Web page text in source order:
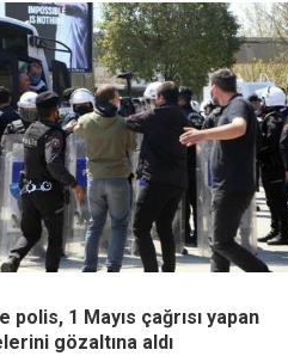
polis, 1 Mayıs çağrısı yapan
gözaltına aldı